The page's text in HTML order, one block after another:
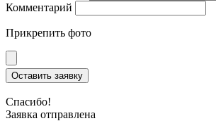
Комментарий
Прикрепить фото
Оставить заявку
Спасибо!
Заявка отправлена